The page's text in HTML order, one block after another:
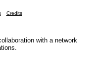
Credits
with a network